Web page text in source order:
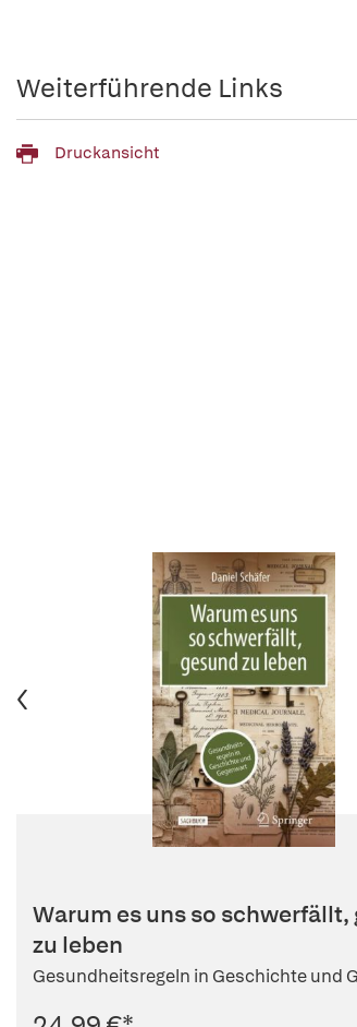
Weiterführende Links
Druckansicht
Warum es uns so schwerfällt,
zu leben
Gesundheitsregeln in Geschichte und